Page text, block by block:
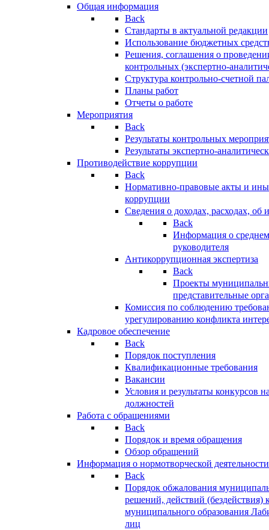
Общая информация
Back
Стандарты в актуальной редакции
Использование бюджетных
Решения, соглашения о
контрольных (экспертно-
Структура контрольно-счетной
Планы работ
Отчеты о работе
Мероприятия
Back
Результаты контрольных
Результаты экспертно-
Противодействие коррупции
Back
Нормативно-правовые акты и
коррупции
Сведения о доходах, расходах, об
Back
Информация о
руководителя
Антикоррупционная экспертиза
Back
Проекты
представительные
Комиссия по соблюдению
урегулированию конфликта
Кадровое обеспечение
Back
Порядок поступления
Квалификационные требования
Вакансии
Условия и результаты конкурсов
должностей
Работа с обращениями
Back
Порядок и время обращения
Обзор обращений
Информация о нормотворческой деятельности
Back
Порядок обжалования
решений, действий (бездействия)
муниципального образования
лиц